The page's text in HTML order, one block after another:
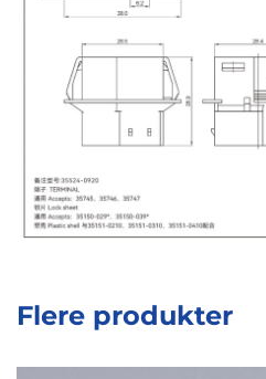
Flere produkter